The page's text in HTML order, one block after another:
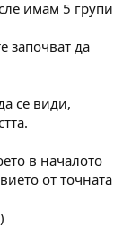
имам 5 групи
започват да
се види,
в началото
от точната